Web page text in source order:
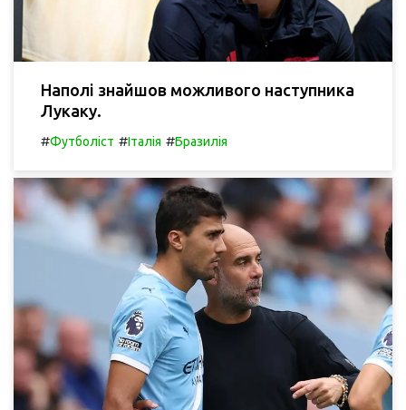
Наполі знайшов можливого наступника
Лукаку.
#Футболіст #Італія #Бразилія